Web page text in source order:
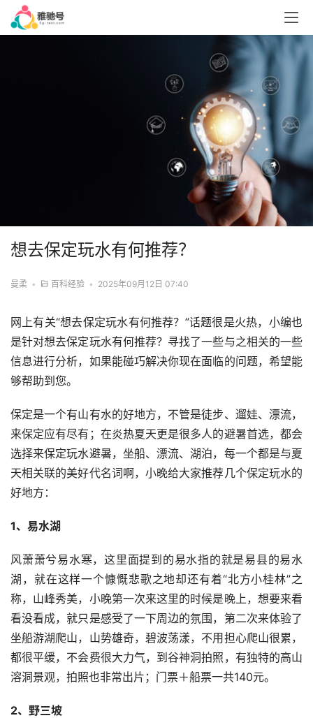
想去保定玩水有何推荐？
曼柔 • 百科经验 • 2025年09月12日 07:40
网上有关“想去保定玩水有何推荐？”话题很是火热，小编也
是针对想去保定玩水有何推荐？寻找了一些与之相关的一些
信息进行分析，如果能碰巧解决你现在面临的问题，希望能
够帮助到您。
保定是一个有山有水的好地方，不管是徒步、遛娃、漂流，
来保定应有尽有；在炎热夏天更是很多人的避暑首选，都会
选择来保定玩水避暑，坐船、漂流、湖泊，每一个都是与夏
天相关联的美好代名词啊，小晚给大家推荐几个保定玩水的
好地方：
1、易水湖
风萧萧兮易水寒，这里面提到的易水指的就是易县的易水
湖，就在这样一个慷慨悲歌之地却还有着“北方小桂林”之
称，山峰秀美，小晚第一次来这里的时候是晚上，想要来看
看没看成，就只是感受了一下周边的氛围，第二次来体验了
坐船游湖爬山，山势雄奇，碧波荡漾，不用担心爬山很累，
都很平缓，不会费很大力气，到谷神洞拍照，有独特的高山
溶洞景观，拍照也非常出片；门票＋船票一共140元。
2、野三坡